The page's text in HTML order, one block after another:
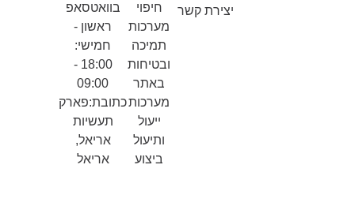
יצירת קשר
חיפוי
מערכות
תמיכה
ובטיחות
באתר
מערכות
ייעול
ותיעול
ביצוע
בוואטסאפ
ראשון -
חמישי:
18:00 -
09:00
כתובת:פארק
תעשיות
אריאל,
אריאל